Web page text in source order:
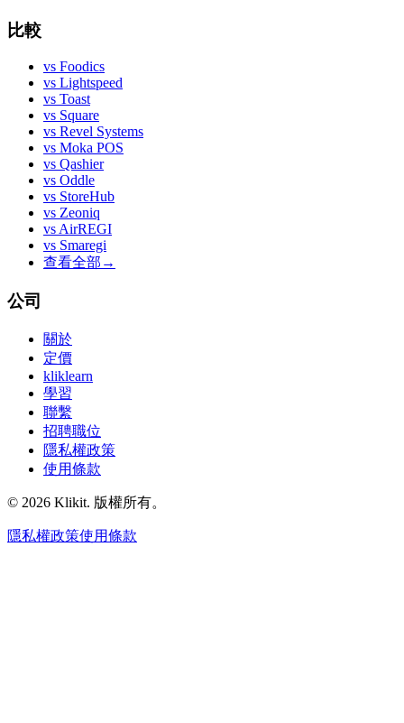
比較
vs Foodics
vs Lightspeed
vs Toast
vs Square
vs Revel Systems
vs Moka POS
vs Qashier
vs Oddle
vs StoreHub
vs Zeoniq
vs AirREGI
vs Smaregi
查看全部 →
公司
關於
定價
kliklearn
學習
聯繫
招聘職位
隱私權政策
使用條款
© 2026 Klikit. 版權所有。
隱私權政策使用條款